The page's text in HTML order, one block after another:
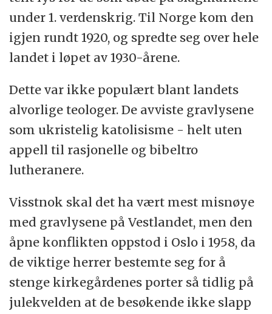
under 1. verdenskrig. Til Norge kom den
igjen rundt 1920, og spredte seg over hele
landet i løpet av 1930-årene.
Dette var ikke populært blant landets
alvorlige teologer. De avviste gravlysene
som ukristelig katolisisme - helt uten
appell til rasjonelle og bibeltro
lutheranere.
Visstnok skal det ha vært mest misnøye
med gravlysene på Vestlandet, men den
åpne konflikten oppstod i Oslo i 1958, da
de viktige herrer bestemte seg for å
stenge kirkegårdenes porter så tidlig på
julekvelden at de besøkende ikke slapp